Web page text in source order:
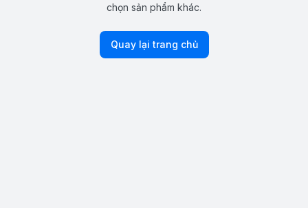
chọn sản phẩm khác.
Quay lại trang chủ